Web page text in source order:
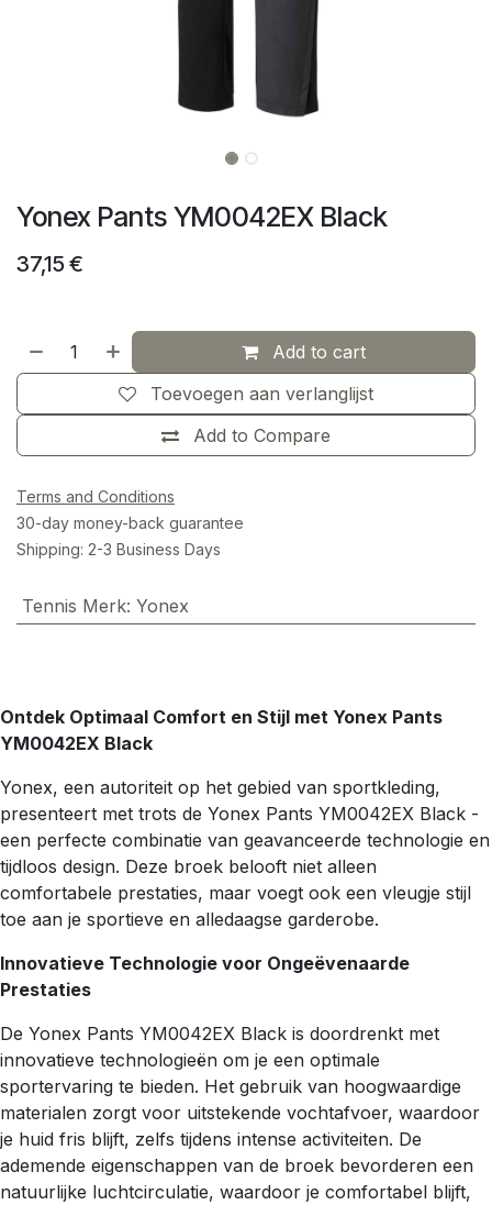
Yonex Pants YM0042EX Black
37,15 €
Add to cart
Add to Compare
Toevoegen aan verlanglijst
Terms and Conditions
30-day money-back guarantee
Shipping: 2-3 Business Days
Tennis Merk: Yonex
Ontdek Optimaal Comfort en Stijl met Yonex Pants
YM0042EX Black
Yonex, een autoriteit op het gebied van sportkleding,
presenteert met trots de Yonex Pants YM0042EX Black -
een perfecte combinatie van geavanceerde technologie en
tijdloos design. Deze broek belooft niet alleen
comfortabele prestaties, maar voegt ook een vleugje stijl
toe aan je sportieve en alledaagse garderobe.
Innovatieve Technologie voor Ongeëvenaarde
Prestaties
De Yonex Pants YM0042EX Black is doordrenkt met
innovatieve technologieën om je een optimale
sportervaring te bieden. Het gebruik van hoogwaardige
materialen zorgt voor uitstekende vochtafvoer, waardoor
je huid fris blijft, zelfs tijdens intense activiteiten. De
ademende eigenschappen van de broek bevorderen een
natuurlijke luchtcirculatie, waardoor je comfortabel blijft,